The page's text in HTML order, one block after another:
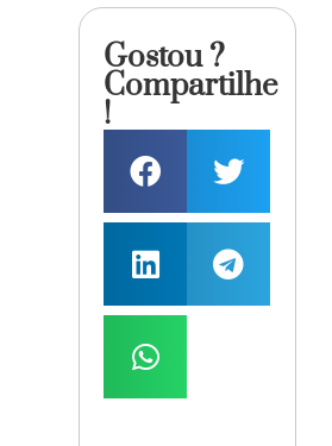
Gostou ?
Compartilhe
!